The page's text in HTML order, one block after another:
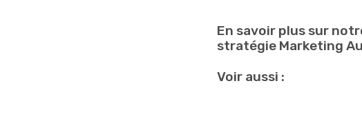
En savoir plus sur
stratégie Marketing
Voir aussi :